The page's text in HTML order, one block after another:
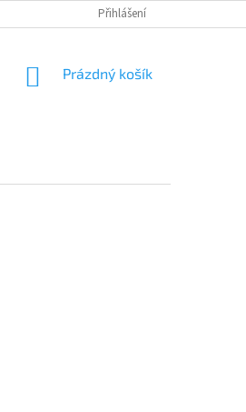
Přihlášení
NÁKUPNÍ
Prázdný košík